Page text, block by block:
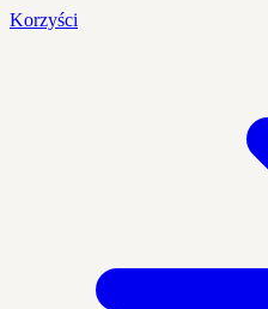
Korzyści